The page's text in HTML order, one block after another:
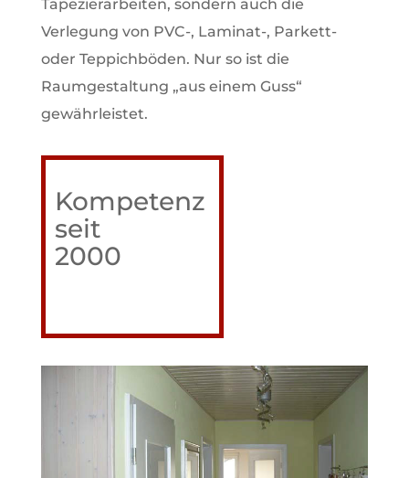
Tapezierarbeiten, sondern auch die
Verlegung von PVC-, Laminat-, Parkett-
oder Teppichböden. Nur so ist die
Raumgestaltung „aus einem Guss“
gewährleistet.
Kompetenz
seit
2000